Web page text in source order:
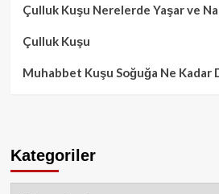
Çulluk Kuşu Nerelerde Yaşar ve
Çulluk Kuşu
Muhabbet Kuşu Soğuğa Ne Kadar
Kategoriler